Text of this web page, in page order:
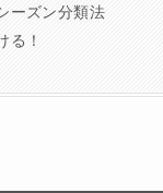
ーズン分類法
る！